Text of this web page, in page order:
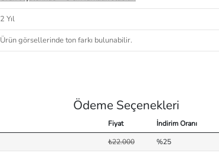
2 Yıl
Ürün görsellerinde ton farkı bulunabilir.
Ödeme Seçenekleri
Fiyat İndirim Oranı
₺22.000 %25